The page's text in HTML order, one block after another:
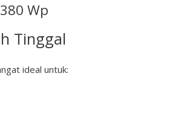
Wp
Tinggal
ideal untuk: